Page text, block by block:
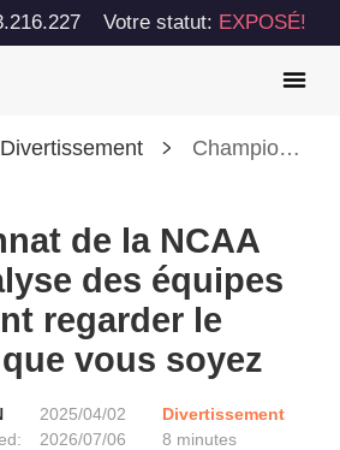
Votre statut: EXPOSÉ!
Divertissement Championnat de la NCAA 2025 : analyse des équipes et comment regarder le match où que vous soyez
de la NCAA
des équipes
regarder le
vous soyez
2025/04/02
Divertissement
2026/07/06 8 minutes